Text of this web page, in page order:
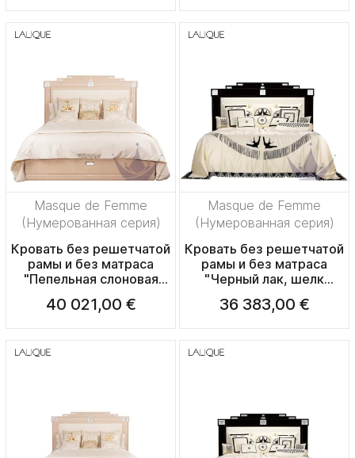
228x214x160см
Masque de Femme
(Нумерованная серия)
Кровать без решетчатой
рамы и без матраса
"Пепельная слоновая
кость" (Матрас:
248x244x160см
40 021,00 €
Masque de Femme
(Нумерованная серия)
Кровать без решетчатой
рамы и без матраса
"Черный лак, шелк
200x200см)
36 383,00 €